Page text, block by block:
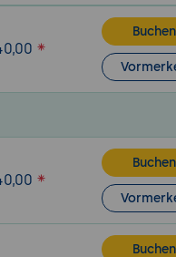
und
Welche
und bei
sind und wie
zu schaffen
als Ultima Ratio:
welche Abwägungen
Buchen
Buchen
Buchen